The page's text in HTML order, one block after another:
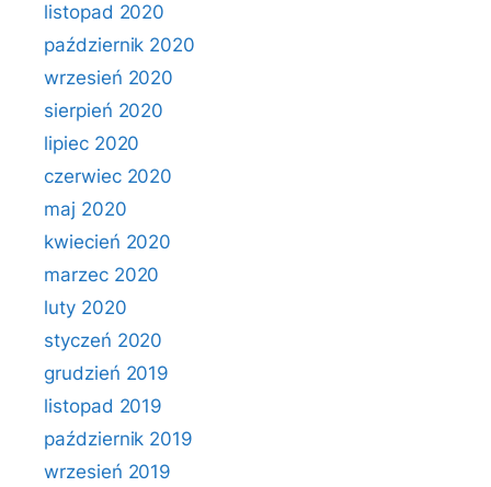
listopad 2020
październik 2020
wrzesień 2020
sierpień 2020
lipiec 2020
czerwiec 2020
maj 2020
kwiecień 2020
marzec 2020
luty 2020
styczeń 2020
grudzień 2019
listopad 2019
październik 2019
wrzesień 2019